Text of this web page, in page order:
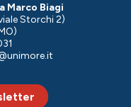
Marco Biagi
Storchi 2)